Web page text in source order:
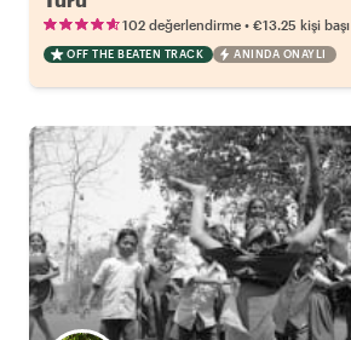
102 değerlendirme • €13.25 kişi başı
OFF THE BEATEN TRACK ANINDA ONAYLI